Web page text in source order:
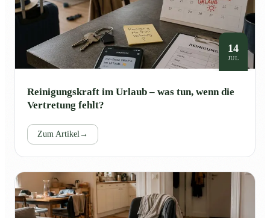
14
JUL
Reinigungskraft im Urlaub – was tun, wenn die
Vertretung fehlt?
Zum Artikel→